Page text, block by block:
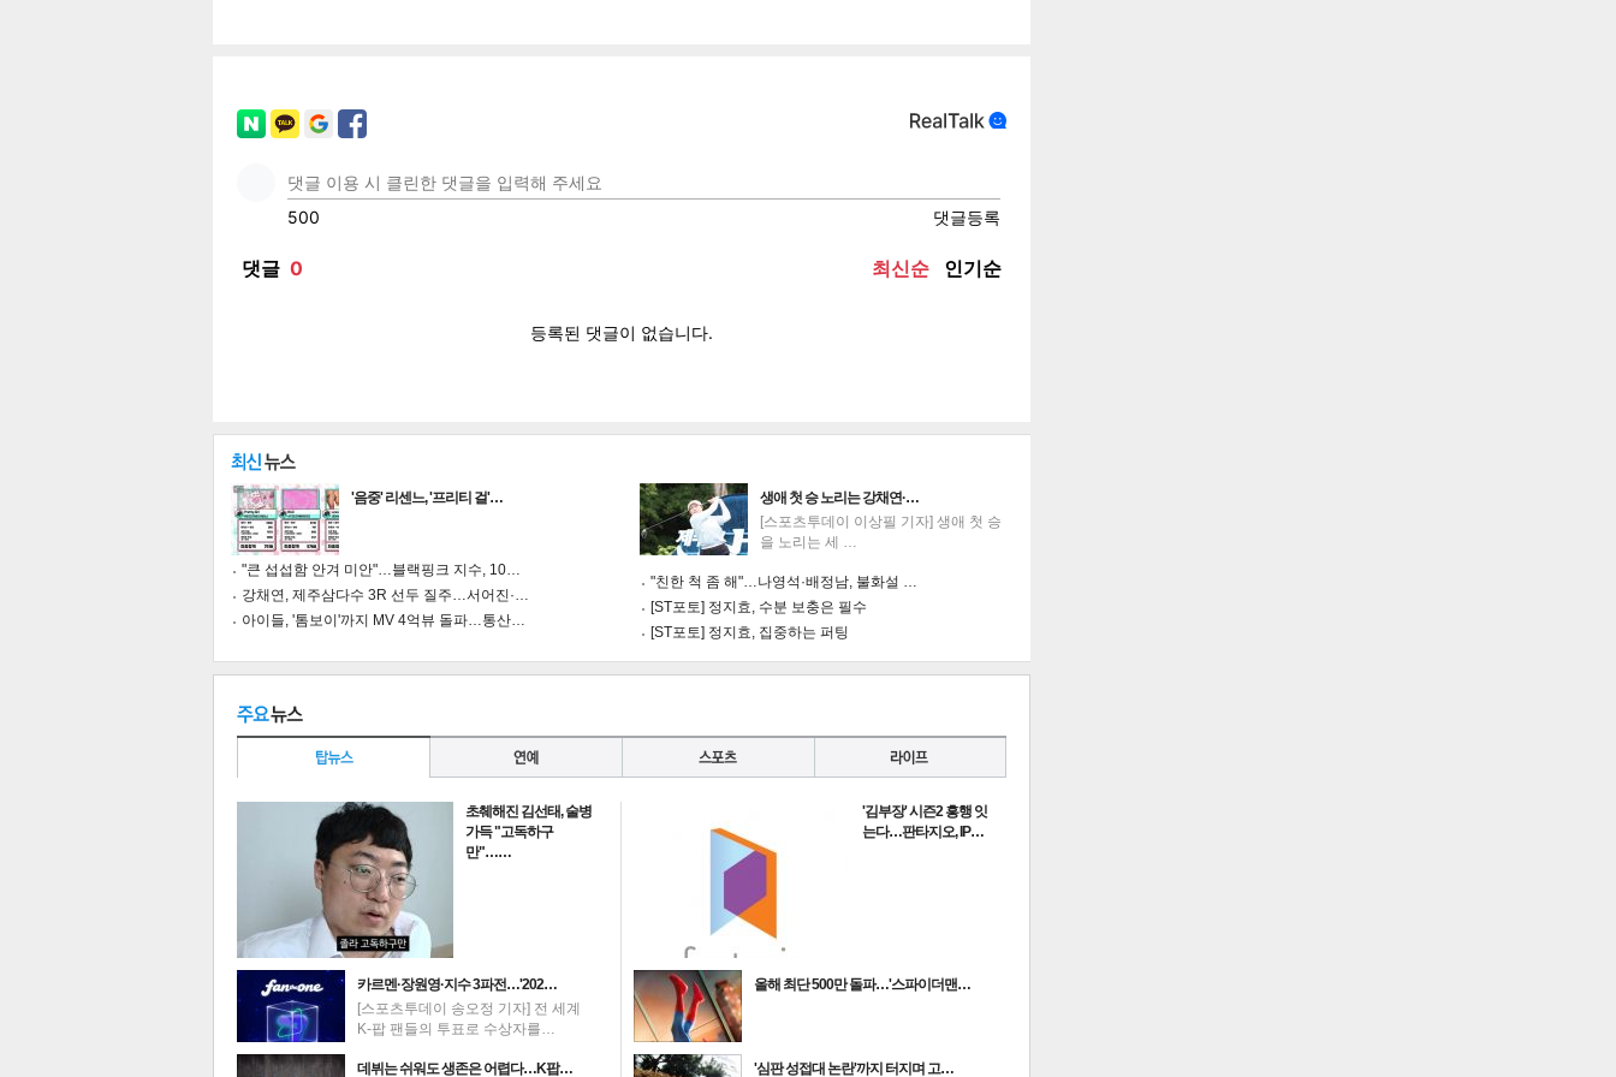
트위 카카 인쇄 목록
최신뉴스
'음중' 리센느, '프리티 걸'…
"큰 섭섭함 안겨 미안"…블랙핑크 지수, 10…
강채연, 제주삼다수 3R 선두 질주…서어진·…
아이들, '톰보이'까지 MV 4억뷰 돌파…통산…
생애 첫 승 노리는 강채연·…
[스포츠투데이 이상필 기자] 생애 첫 승
을 노리는 세 …
"친한 척 좀 해"…나영석·배정남, 불화설 …
[ST포토] 정지효, 수분 보충은 필수
[ST포토] 정지효, 집중하는 퍼팅
초췌해진 김선태, 술병
가득 "고독하구
만"……
카르멘·장원영·지수 3파전…'202…
[스포츠투데이 송오정 기자] 전 세계
K-팝 팬들의 투표로 수상자를…
데뷔는 쉬워도 생존은 어렵다…K팝…
'김부장' 시즌2 흥행 잇
는다…판타지오, IP…
올해 최단 500만 돌파…'스파이더맨…
'심판 성접대 논란'까지 터지며 고…